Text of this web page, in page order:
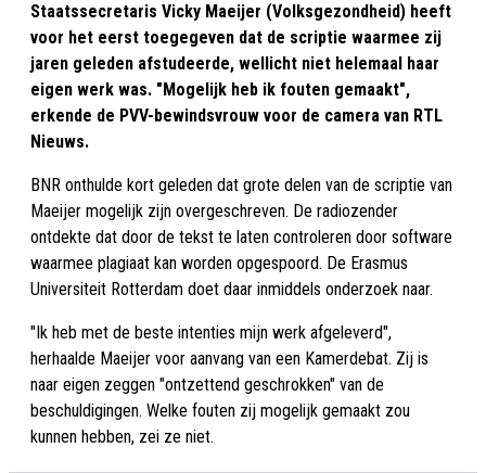
Staatssecretaris Vicky Maeijer (Volksgezondheid) heeft
voor het eerst toegegeven dat de scriptie waarmee zij
jaren geleden afstudeerde, wellicht niet helemaal haar
eigen werk was. "Mogelijk heb ik fouten gemaakt",
erkende de PVV-bewindsvrouw voor de camera van RTL
Nieuws.
BNR onthulde kort geleden dat grote delen van de scriptie van
Maeijer mogelijk zijn overgeschreven. De radiozender
ontdekte dat door de tekst te laten controleren door software
waarmee plagiaat kan worden opgespoord. De Erasmus
Universiteit Rotterdam doet daar inmiddels onderzoek naar.
"Ik heb met de beste intenties mijn werk afgeleverd",
herhaalde Maeijer voor aanvang van een Kamerdebat. Zij is
naar eigen zeggen "ontzettend geschrokken" van de
beschuldigingen. Welke fouten zij mogelijk gemaakt zou
kunnen hebben, zei ze niet.